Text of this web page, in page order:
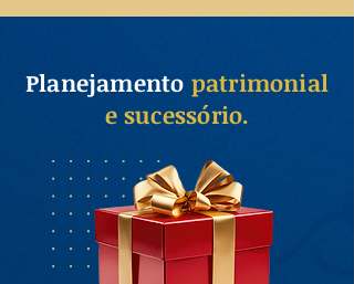
Planejamento patrimonial
e sucessório.